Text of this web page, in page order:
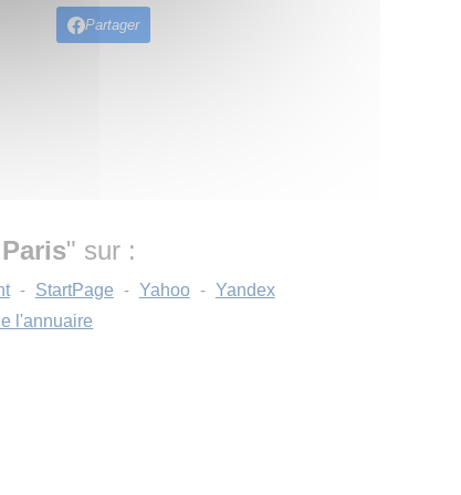
Partager
" sur :
- StartPage - Yahoo - Yandex
l'annuaire